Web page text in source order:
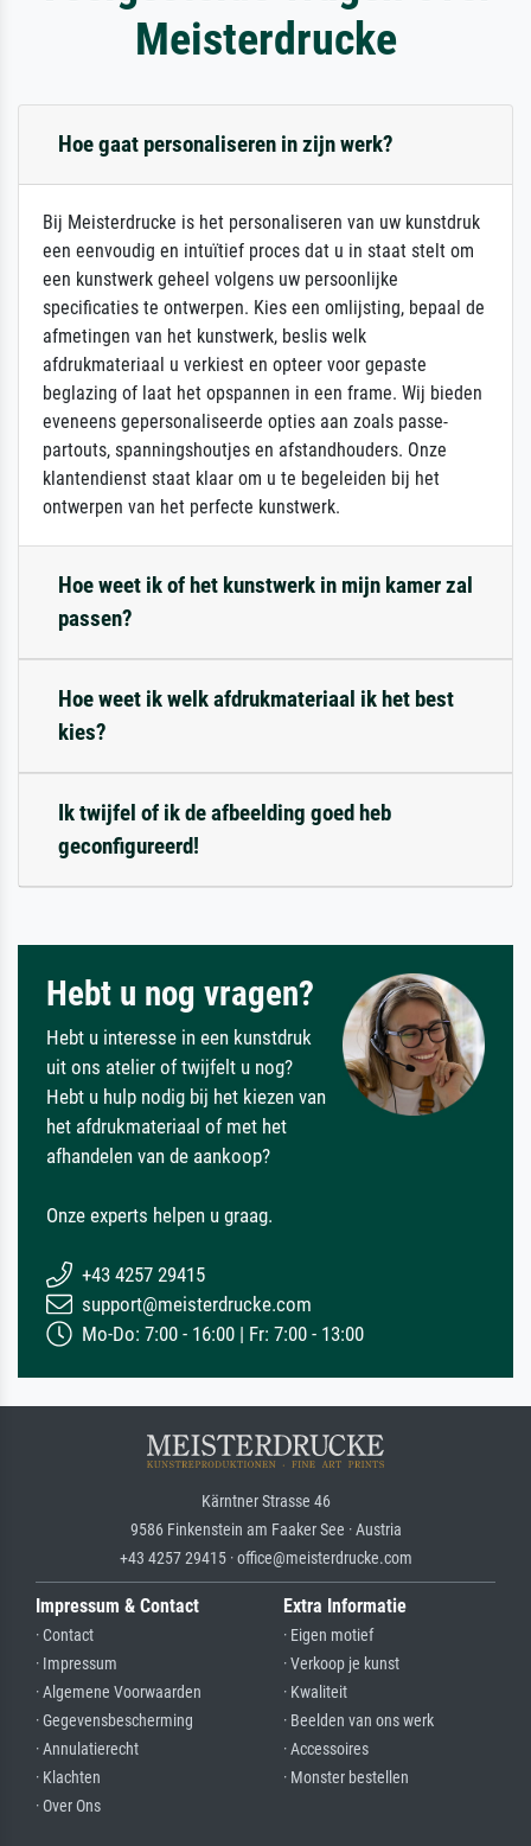
Meisterdrucke
Hoe gaat personaliseren in zijn werk?
Bij Meisterdrucke is het personaliseren van uw kunstdruk
een eenvoudig en intuïtief proces dat u in staat stelt om
een kunstwerk geheel volgens uw persoonlijke
specificaties te ontwerpen. Kies een omlijsting, bepaal de
afmetingen van het kunstwerk, beslis welk
afdrukmateriaal u verkiest en opteer voor gepaste
beglazing of laat het opspannen in een frame. Wij bieden
eveneens gepersonaliseerde opties aan zoals passe-
partouts, spanningshoutjes en afstandhouders. Onze
klantendienst staat klaar om u te begeleiden bij het
ontwerpen van het perfecte kunstwerk.
Hoe weet ik of het kunstwerk in mijn kamer zal
passen?
Hoe weet ik welk afdrukmateriaal ik het best
kies?
Ik twijfel of ik de afbeelding goed heb
geconfigureerd!
Hebt u nog vragen?
Hebt u interesse in een kunstdruk
uit ons atelier of twijfelt u nog?
Hebt u hulp nodig bij het kiezen van
het afdrukmateriaal of met het
afhandelen van de aankoop?
Onze experts helpen u graag.
+43 4257 29415
support@meisterdrucke.com
Mo-Do: 7:00 - 16:00 | Fr: 7:00 - 13:00
Kärntner Strasse 46
9586 Finkenstein am Faaker See · Austria
+43 4257 29415 · office@meisterdrucke.com
Impressum & Contact
· Contact
· Impressum
· Algemene Voorwaarden
· Gegevensbescherming
· Annulatierecht
· Klachten
· Over Ons
Extra Informatie
· Eigen motief
· Verkoop je kunst
· Kwaliteit
· Beelden van ons werk
· Accessoires
· Monster bestellen